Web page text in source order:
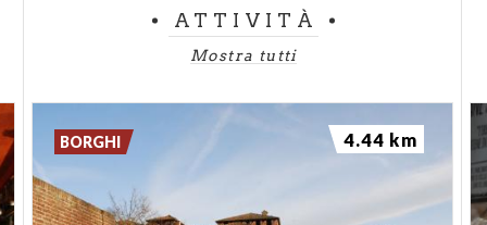
ATTIVITÀ
Mostra tutti
BORGHI 4.44 km